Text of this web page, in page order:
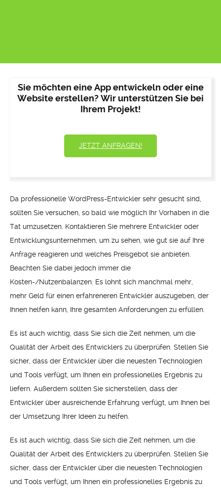
Sie möchten eine App entwickeln oder eine
Website erstellen? Wir unterstützen Sie bei
Ihrem Projekt!
JETZT ANFRAGEN!
Da professionelle WordPress-Entwickler sehr gesucht sind,
sollten Sie versuchen, so bald wie möglich Ihr Vorhaben in die
Tat umzusetzen. Kontaktieren Sie mehrere Entwickler oder
Entwicklungsunternehmen, um zu sehen, wie gut sie auf Ihre
Anfrage reagieren und welches Preisgebot sie anbieten.
Beachten Sie dabei jedoch immer die
Kosten-/Nutzenbalanzen: Es lohnt sich manchmal mehr,
mehr Geld für einen erfahreneren Entwickler auszugeben, der
Ihnen helfen kann, Ihre gesamten Anforderungen zu erfüllen.
Es ist auch wichtig, dass Sie sich die Zeit nehmen, um die
Qualität der Arbeit des Entwicklers zu überprüfen. Stellen Sie
sicher, dass der Entwickler über die neuesten Technologien
und Tools verfügt, um Ihnen ein professionelles Ergebnis zu
liefern. Außerdem sollten Sie sicherstellen, dass der
Entwickler über ausreichende Erfahrung verfügt, um Ihnen bei
der Umsetzung Ihrer Ideen zu helfen.
Es ist auch wichtig, dass Sie sich die Zeit nehmen, um die
Qualität der Arbeit des Entwicklers zu überprüfen. Stellen Sie
sicher, dass der Entwickler über die neuesten Technologien
und Tools verfügt, um Ihnen ein professionelles Ergebnis zu